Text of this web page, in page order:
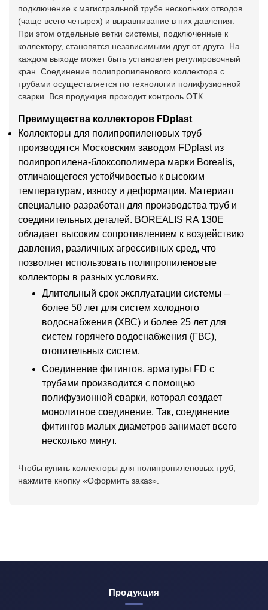
подключение к магистральной трубе нескольких отводов
(чаще всего четырех) и выравнивание в них давления.
При этом отдельные ветки системы, подключенные к
коллектору, становятся независимыми друг от друга. На
каждом выходе может быть установлен регулировочный
кран. Соединение полипропиленового коллектора с
трубами осуществляется по технологии полифузионной
сварки. Вся продукция проходит контроль ОТК.
Преимущества коллекторов FDplast
Коллекторы для полипропиленовых труб
производятся Московским заводом FDplast из
полипропилена-блоксополимера марки Borealis,
отличающегося устойчивостью к высоким
температурам, износу и деформации. Материал
специально разработан для производства труб и
соединительных деталей. BOREALIS RA 130E
обладает высоким сопротивлением к воздействию
давления, различных агрессивных сред, что
позволяет использовать полипропиленовые
коллекторы в разных условиях.
Длительный срок эксплуатации системы –
более 50 лет для систем холодного
водоснабжения (ХВС) и более 25 лет для
систем горячего водоснабжения (ГВС),
отопительных систем.
Соединение фитингов, арматуры FD с
трубами производится с помощью
полифузионной сварки, которая создает
монолитное соединение. Так, соединение
фитингов малых диаметров занимает всего
несколько минут.
Чтобы купить коллекторы для полипропиленовых труб,
нажмите кнопку «Оформить заказ».
Продукция